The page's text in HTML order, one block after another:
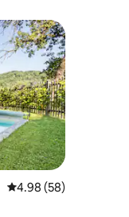
平均评分 4.98 分（满
4.98 (58)